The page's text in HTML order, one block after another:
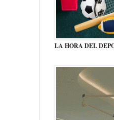
LA HORA DEL